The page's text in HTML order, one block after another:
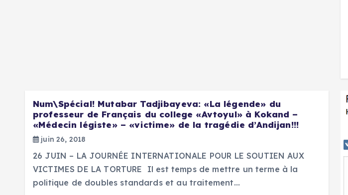
Num\Spécial! Mutabar Tadjibayeva: «La légende» du
professeur de Français du college «Avtoyul» à Kokand –
«Médecin légiste» – «victime» de la tragédie d’Andijan!!!
juin 26, 2018
26 JUIN – LA JOURNÉE INTERNATIONALE POUR LE SOUTIEN AUX
VICTIMES DE LA TORTURE Il est temps de mettre un terme à la
politique de doubles standards et au traitement…